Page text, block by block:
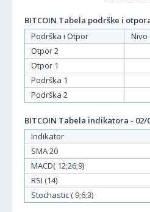
BITCOIN Tabela podrške i
Podrška i Otpor
Nivo
Otpor 2
Otpor 1
Podrška 1
Podrška 2
BITCOIN Tabela indikatora - 02/
Indikator
SMA 20
MACD( 12;26;9)
RSI (14)
Stochastic ( 9;6;3)